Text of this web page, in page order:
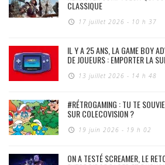
CLASSIQUE
17 juillet 2026 - 10 h 37
IL Y A 25 ANS, LA GAME BOY
DE JOUEURS : EMPORTER LA
13 juillet 2026 - 14 h 48
#RÉTROGAMING : TU TE
SUR COLECOVISION ?
19 juin 2026 - 19 h 02
ON A TESTÉ SCREAMER, LE